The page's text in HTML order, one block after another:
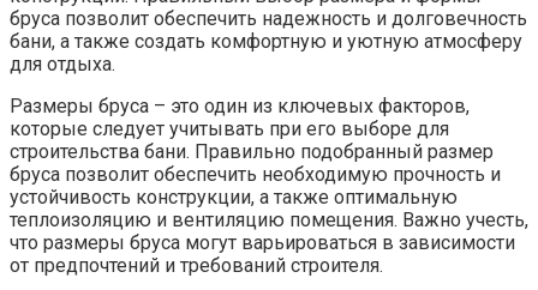
бруса позволит обеспечить надежность и долговечность
бани, а также создать комфортную и уютную атмосферу
для отдыха.
Размеры бруса – это один из ключевых факторов,
которые следует учитывать при его выборе для
строительства бани. Правильно подобранный размер
бруса позволит обеспечить необходимую прочность и
устойчивость конструкции, а также оптимальную
теплоизоляцию и вентиляцию помещения. Важно учесть,
что размеры бруса могут варьироваться в зависимости
от предпочтений и требований строителя.